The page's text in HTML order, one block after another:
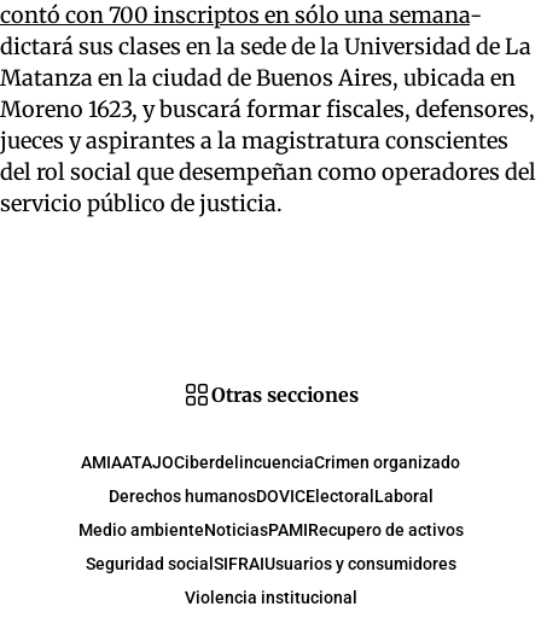
contó con 700 inscriptos en sólo una semana-
dictará sus clases en la sede de la Universidad de La
Matanza en la ciudad de Buenos Aires, ubicada en
Moreno 1623, y buscará formar fiscales, defensores,
jueces y aspirantes a la magistratura conscientes
del rol social que desempeñan como operadores del
servicio público de justicia.
Otras secciones
AMIAATAJOCiberdelincuenciaCrimen organizado
Derechos humanosDOVICElectoral Laboral
Medio ambienteNoticiasPAMIRecupero de activos
Seguridad social SIFRAIUsuarios y consumidores
Violencia institucional